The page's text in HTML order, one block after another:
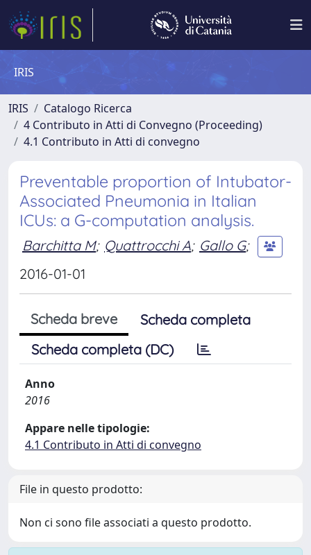
IRIS
IRIS
Catalogo Ricerca
4 Contributo in Atti di Convegno (Proceeding)
4.1 Contributo in Atti di convegno
Preventable proportion of Intubator-
Associated Pneumonia in Italian
ICUs: a G-computation analysis.
Barchitta M; Quattrocchi A; Gallo G;
2016-01-01
Scheda breve
Scheda completa
Scheda completa (DC)
Anno
2016
Appare nelle tipologie:
4.1 Contributo in Atti di convegno
File in questo prodotto:
Non ci sono file associati a questo prodotto.